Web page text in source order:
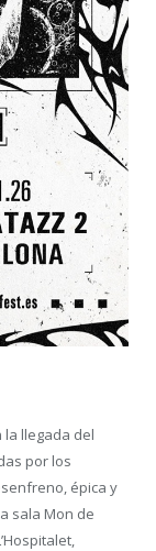
la llegada del
por los
épica y
sala Mon de